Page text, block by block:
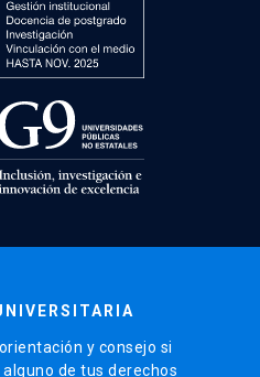
y consejo si
de tus derechos